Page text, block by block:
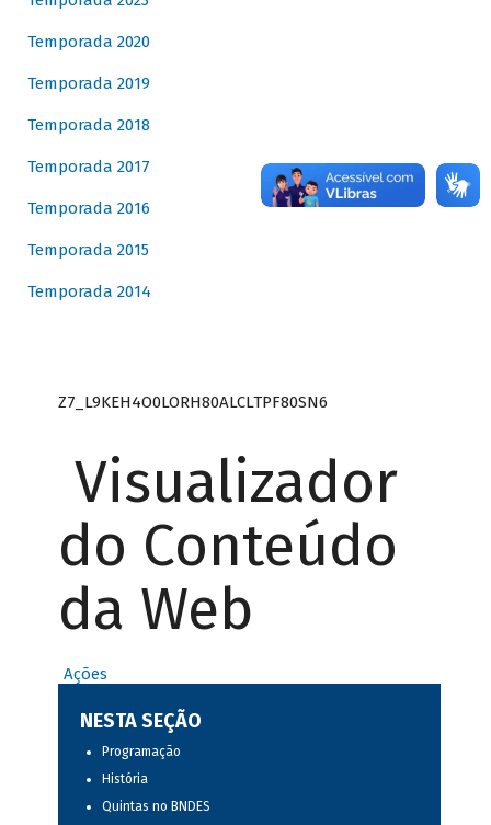
Temporada 2020
Temporada 2019
Temporada 2018
Temporada 2017
Temporada 2016
Temporada 2015
Temporada 2014
Z7_L9KEH4O0LORH80ALCLTPF80SN6
Visualizador
do Conteúdo
da Web
Ações
NESTA SEÇÃO
Programação
História
Quintas no BNDES